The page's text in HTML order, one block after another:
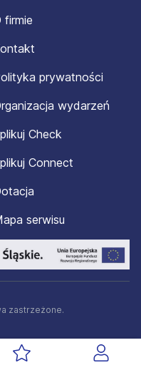
firmie
prywatności
wydarzeń
Check
Connect
serwisu
zastrzeżone.